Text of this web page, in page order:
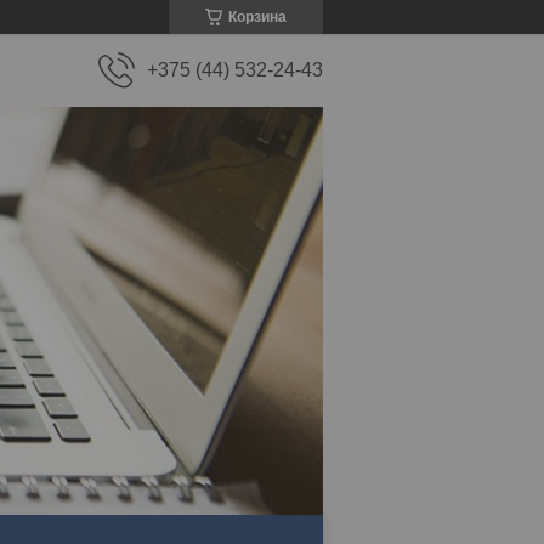
Корзина
+375 (44) 532-24-43